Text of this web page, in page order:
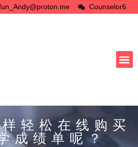
Counselor6
轻松在线购买
成绩单呢？